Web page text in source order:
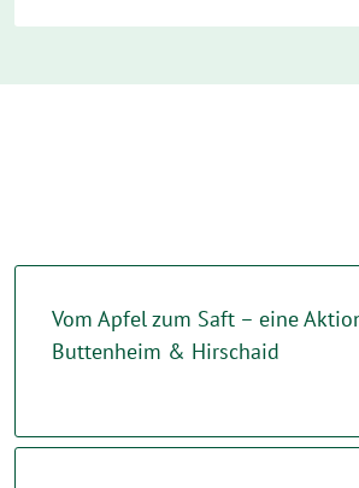
Vom Apfel zum Saft – eine
Buttenheim & Hirschaid